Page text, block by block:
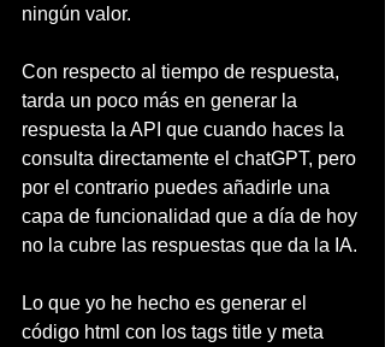
ningún valor.
Con respecto al tiempo de respuesta,
tarda un poco más en generar la
respuesta la API que cuando haces la
consulta directamente el chatGPT, pero
por el contrario puedes añadirle una
capa de funcionalidad que a día de hoy
no la cubre las respuestas que da la IA.
Lo que yo he hecho es generar el
código html con los tags title y meta